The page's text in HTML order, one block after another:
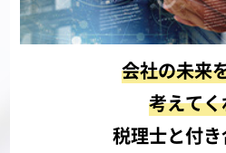
会社の未来
考えて
税理士と付